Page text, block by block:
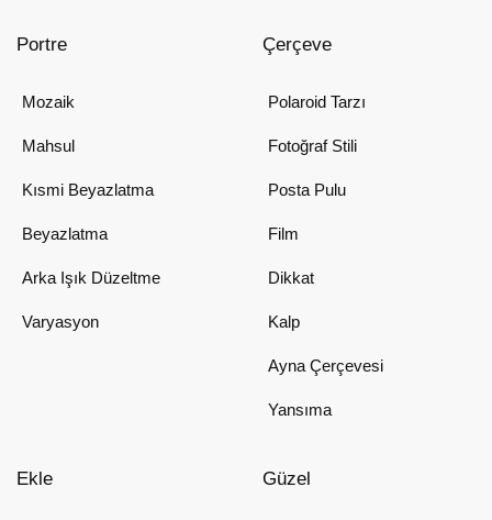
Portre
Mozaik
Mahsul
Kısmi Beyazlatma
Beyazlatma
Arka Işık Düzeltme
Varyasyon
Çerçeve
Polaroid Tarzı
Fotoğraf Stili
Posta Pulu
Film
Dikkat
Kalp
Ayna Çerçevesi
Yansıma
Ekle Güzel